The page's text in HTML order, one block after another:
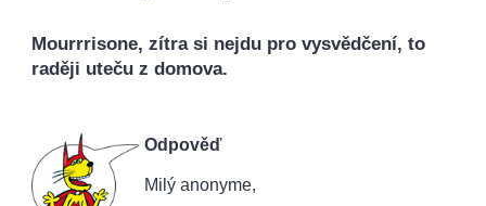
Mourrrisone, zítra si nejdu pro vysvědčení, to
raději uteču z domova.
Odpověď
Milý anonyme,